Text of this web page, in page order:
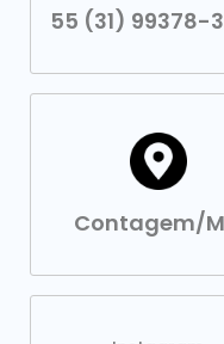
55 (31) 99378-
Contagem/